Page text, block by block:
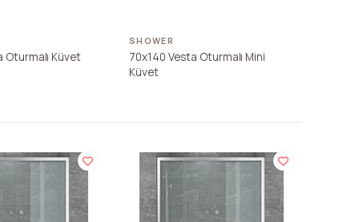
Oturmalı Küvet
SHOWER
70x140 Vesta Oturmalı Mini
Küvet